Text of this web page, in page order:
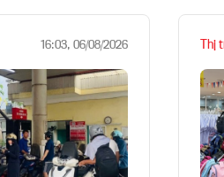
16:03, 06/08/2026 Thị